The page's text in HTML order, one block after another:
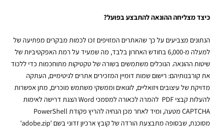
כיצד מצליחה ההונאה להתבצע בפועל?
הנתונים מצביעים על כך שהאתרים המזויפים זכו לכמות מבקרים מפתיעה של
למעלה מ-6,000 בחודש האחרון בלבד, מה שמעיד על רמת האפקטיביות של
שיטות ההונאה. הנוכלים משתמשים בשורה של טקטיקות מתוחכמות כדי ללכוד
את קורבנותיהם: רישום שמות דומיין המזכירים אתרים לגיטימיים, העתקה
מדויקת של עיצובים ויזואליים, לוגואים וממשקי משתמש מוכרים, מתן אפשרות
להעלות קבצי PDF להמרה
לכאורה למסמכי Word הצגת דרישה לאימות
CAPTCHA מטעה, ומיד לאחר מכן הנחיה להריץ פקודת PowerShell
מסוכנת, שבסופה מתבצעת הורדה של קובץ ארכיון זדוני בשם 'adobe.zip'